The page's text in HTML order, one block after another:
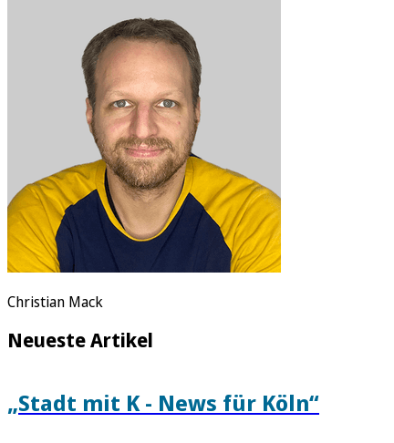
Newsletter
E-Paper
Christian Mack
Neueste Artikel
„Stadt mit K - News für Köln“